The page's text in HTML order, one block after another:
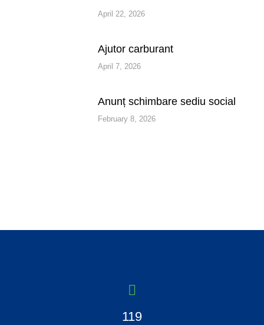
April 22, 2026
Ajutor carburant
April 7, 2026
Anunț schimbare sediu social
February 8, 2026
119